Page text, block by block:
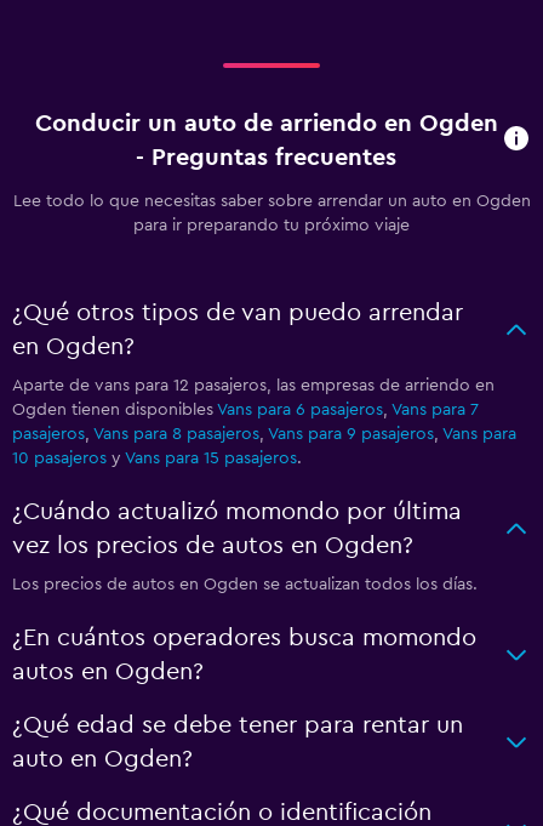
Conducir un auto de arriendo en Ogden
- Preguntas frecuentes
Lee todo lo que necesitas saber sobre arrendar un auto en Ogden
para ir preparando tu próximo viaje
¿Qué otros tipos de van puedo arrendar
en Ogden?
Aparte de vans para 12 pasajeros, las empresas de arriendo en
Ogden tienen disponibles Vans para 6 pasajeros, Vans para 7
pasajeros, Vans para 8 pasajeros, Vans para 9 pasajeros, Vans para
10 pasajeros y Vans para 15 pasajeros.
¿Cuándo actualizó momondo por última
vez los precios de autos en Ogden?
Los precios de autos en Ogden se actualizan todos los días.
¿En cuántos operadores busca momondo
autos en Ogden?
¿Qué edad se debe tener para rentar un
auto en Ogden?
¿Qué documentación o identificación